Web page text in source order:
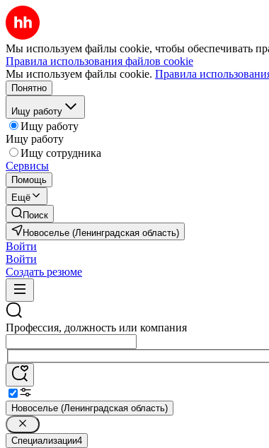
Мы используем файлы cookie, чтобы обеспечивать
Правила использования файлов cookie
Мы используем файлы cookie. Правила
Понятно
Ищу работу
Ищу работу
Ищу работу
Ищу сотрудника
Сервисы
Помощь
Ещё
Поиск
Новоселье (Ленинградская область)
Войти
Войти
Создать резюме
Профессия, должность или компания
Новоселье (Ленинградская область)
Специализации4